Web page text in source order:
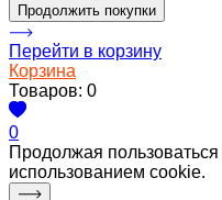
Продолжить покупки
Перейти в корзину
Корзина
Товаров: 0
0
Продолжая
использованием cookie.